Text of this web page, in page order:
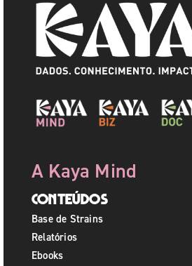
A Kaya Mind
Conteúdos
Base de Strains
Relatórios
Ebooks